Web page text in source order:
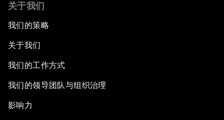
关于我们
我们的策略
关于我们
我们的工作方式
我们的领导团队与组织治理
影响力